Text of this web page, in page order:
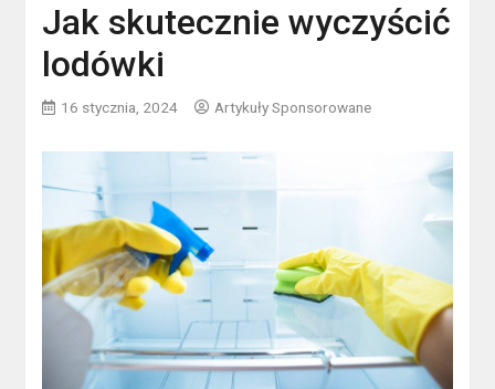
Jak skutecznie wyczyścić
lodówki
16 stycznia, 2024 Artykuły Sponsorowane